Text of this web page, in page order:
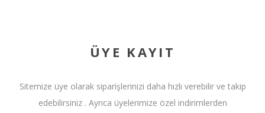
ÜYE KAYIT
Sitemize üye olarak siparişlerinizi daha hızlı verebilir ve takip
edebilirsiniz . Ayrıca üyelerimize özel indirimlerden